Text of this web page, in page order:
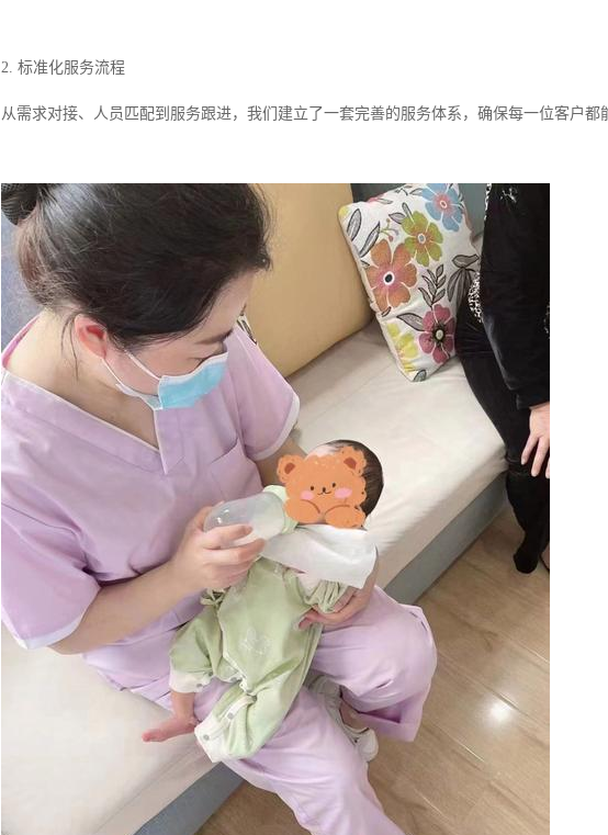
2. 标准化服务流程
从需求对接、人员匹配到服务跟进，我们建立了一套完善的服务体系，确保每一位客户